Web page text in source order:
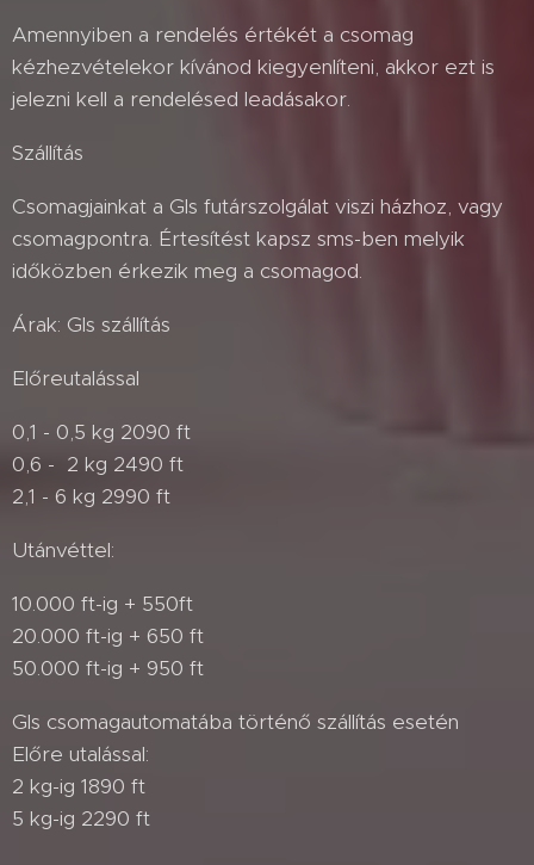
Amennyiben a rendelés értékét a csomag
kézhezvételekor kívánod kiegyenlíteni, akkor ezt is
jelezni kell a rendelésed leadásakor.
Szállítás
Csomagjainkat a Gls futárszolgálat viszi házhoz, vagy
csomagpontra. Értesítést kapsz sms-ben melyik
időközben érkezik meg a csomagod.
Árak: Gls szállítás
Előreutalással
0,1 - 0,5 kg 2090 ft
0,6 - 2 kg 2490 ft
2,1 - 6 kg 2990 ft
Utánvéttel:
10.000 ft-ig + 550ft
20.000 ft-ig + 650 ft
50.000 ft-ig + 950 ft
Gls csomagautomatába történő szállítás esetén
Előre utalással:
2 kg-ig 1890 ft
5 kg-ig 2290 ft